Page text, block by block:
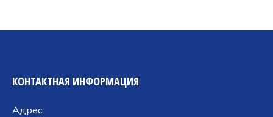
КОНТАКТНАЯ ИНФОРМАЦИЯ
Адрес: